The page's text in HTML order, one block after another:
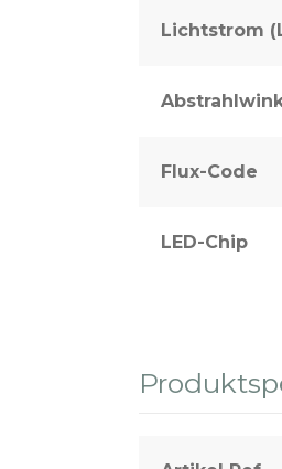
Lichtstrom
Flux-Code
LED-Chip